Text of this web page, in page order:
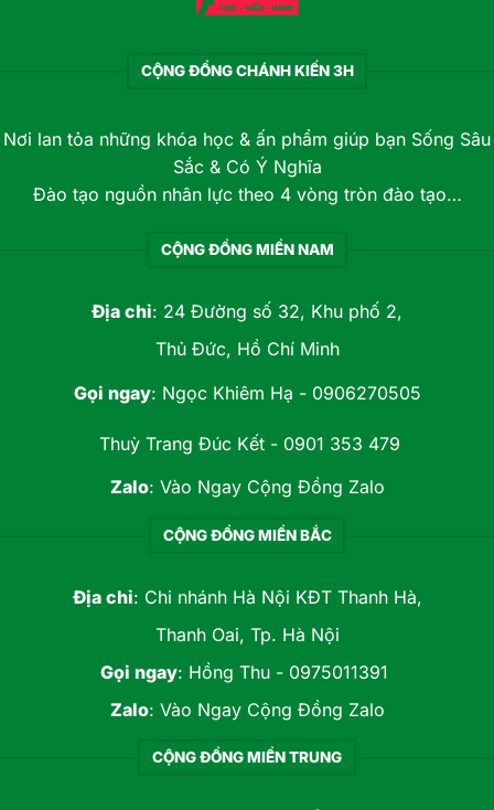
CỘNG ĐỒNG CHÁNH KIẾN 3H
Nơi lan tỏa những khóa học & ấn phẩm giúp bạn Sống Sâu
Sắc & Có Ý Nghĩa
Đào tạo nguồn nhân lực theo 4 vòng tròn đào tạo…
CỘNG ĐỒNG MIỀN NAM
Địa chỉ: 24 Đường số 32, Khu phố 2,
Thủ Đức, Hồ Chí Minh
Gọi ngay: Ngọc Khiêm Hạ - 0906270505
Thuỳ Trang Đúc Kết - 0901 353 479
Zalo: Vào Ngay Cộng Đồng Zalo
CỘNG ĐỒNG MIỀN BẮC
Địa chỉ: Chi nhánh Hà Nội KĐT Thanh Hà,
Thanh Oai, Tp. Hà Nội
Gọi ngay: Hồng Thu - 0975011391
Zalo: Vào Ngay Cộng Đồng Zalo
CỘNG ĐỒNG MIỀN TRUNG